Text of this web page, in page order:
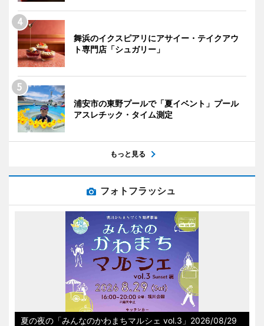
舞浜のイクスピアリにアサイー・テイクアウ
ト専門店「シュガリー」
浦安市の東野プールで「夏イベント」プール
アスレチック・タイム測定
もっと見る
フォトフラッシュ
夏の夜の「みんなのかわまちマルシェ vol.3」2026/08/29